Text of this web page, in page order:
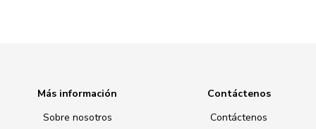
Más información
Sobre nosotros
Contáctenos
Contáctenos